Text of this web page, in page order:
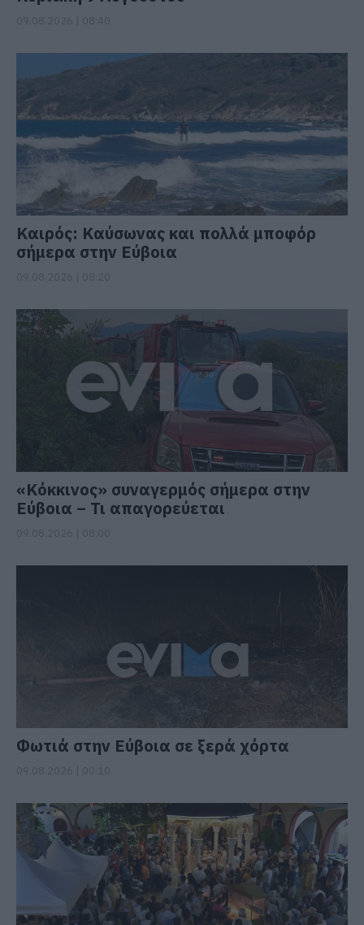
Καιρός: Καύσωνας και πολλά μποφόρ
σήμερα στην Εύβοια
«Κόκκινος» συναγερμός σήμερα στην
Εύβοια – Τι απαγορεύεται
Φωτιά στην Εύβοια σε ξερά χόρτα